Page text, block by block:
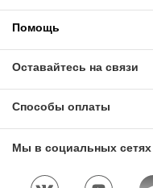
Помощь
Оставайтесь на связи
Способы оплаты
Мы в социальных сетях